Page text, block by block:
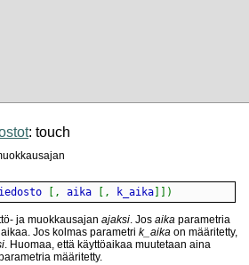
: touch
, aika , k_aika )
ja muokkausajan ajaksi. Jos aika parametria
Jos kolmas parametri k_aika on määritetty,
. Huomaa, että käyttöaikaa muutetaan aina
määritetty.